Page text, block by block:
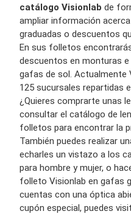
catálogo Visionlab de
ampliar información
graduadas o descuentos
En sus folletos
descuentos en monturas
gafas de sol. Actualmente
125 sucursales repartidas
¿Quieres comprarte unas
consultar el catálogo de
folletos para encontrar la
También puedes realizar
echarles un vistazo a los
para hombre y mujer, o
folleto Visionlab en gafas
cuentas con una óptica
cupón especial, puedes